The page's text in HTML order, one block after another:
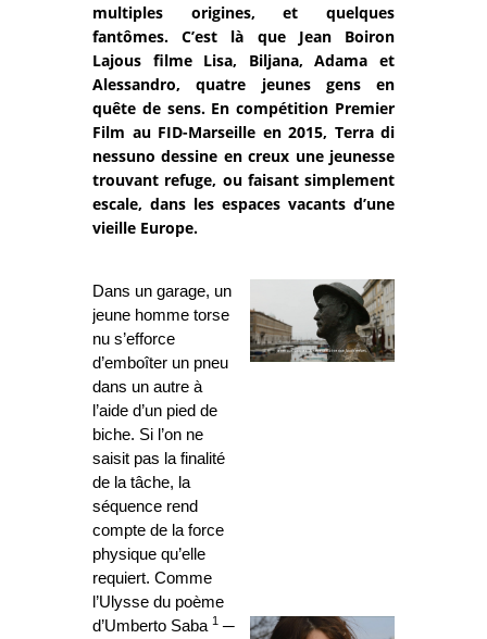
multiples origines, et quelques
fantômes. C’est là que Jean Boiron
Lajous filme Lisa, Biljana, Adama et
Alessandro, quatre jeunes gens en
quête de sens. En compétition Premier
Film au FID-Marseille en 2015, Terra di
nessuno dessine en creux une jeunesse
trouvant refuge, ou faisant simplement
escale, dans les espaces vacants d’une
vieille Europe.
Dans un garage, un
jeune homme torse
nu s’efforce
d’emboîter un pneu
dans un autre à
l’aide d’un pied de
biche. Si l’on ne
saisit pas la finalité
de la tâche, la
séquence rend
compte de la force
physique qu’elle
requiert. Comme
l’Ulysse du poème
d’Umberto Saba 1 ─